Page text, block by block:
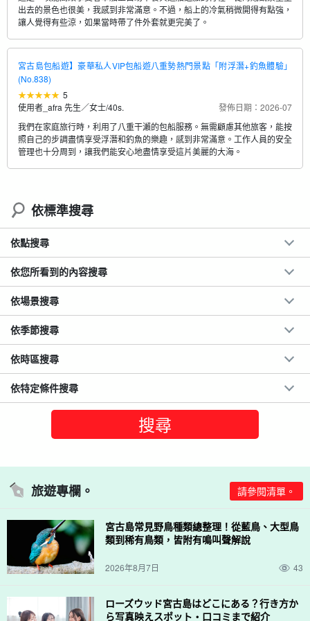
出去的景色也很美，我感到非常滿意。不過，船上的冷氣稍微開得有點強，
讓人覺得有些涼，如果當時帶了件外套就更完美了。
宮古島包船遊】豪華私人VIP包船遊八重勢熱門景點「附浮潛+釣魚體驗」
(No.838)
5
使用者_afra 先生／女士/40s.
發佈日期：2026-07
我們在家庭旅行時，利用了八重干瀨的包船服務。無需顧慮其他旅客，能按
照自己的步調盡情享受浮潛和釣魚的樂趣，感到非常滿意。工作人員的安全
管理也十分周到，讓我們能安心地盡情享受這片美麗的大海。
依標準搜尋
依點搜尋
依您所看到的內容搜尋
依場景搜尋
依季節搜尋
依時區搜尋
依特定條件搜尋
旅遊專欄。 請參閱清單。
宮古島常見野鳥種類總整理！從藍鳥、大型鳥
類到稀有鳥類，皆附有鳴叫聲解說
2026年8月7日 43
ローズウッド宮古島はどこにある？行き方か
ら写真映えスポット・口コミまで紹介